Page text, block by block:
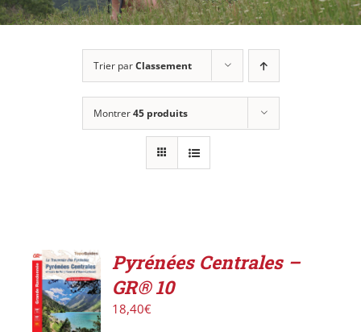
Trier parClassement
Montrer45 produits
AJOUTER
AU
PANIER
/
Pyrénées Centrales –
GR® 10
18,40€